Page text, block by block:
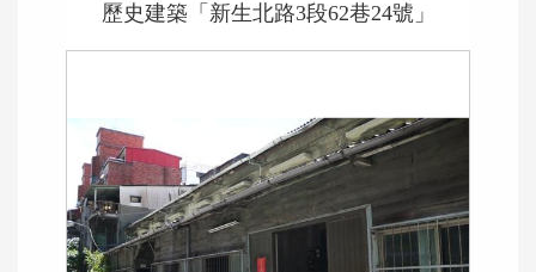
歷史建築「新生北路3段62巷24號」